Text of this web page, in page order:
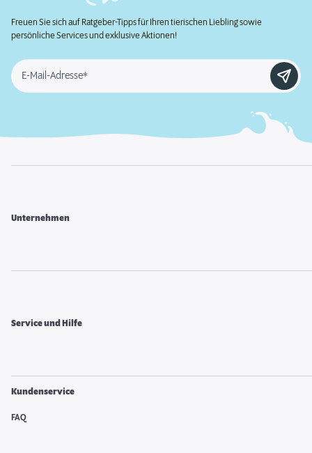
Freuen Sie sich auf Ratgeber-Tipps für Ihren tierischen Liebling sowie
persönliche Services und exklusive Aktionen!
E-Mail-Adresse*
Unternehmen
Service und Hilfe
Kundenservice
FAQ